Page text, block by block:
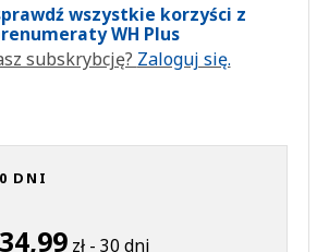
wszystkie korzyści z
WH Plus
subskrybcję? Zaloguj się.
DNI
34,99 zł - 30 dni